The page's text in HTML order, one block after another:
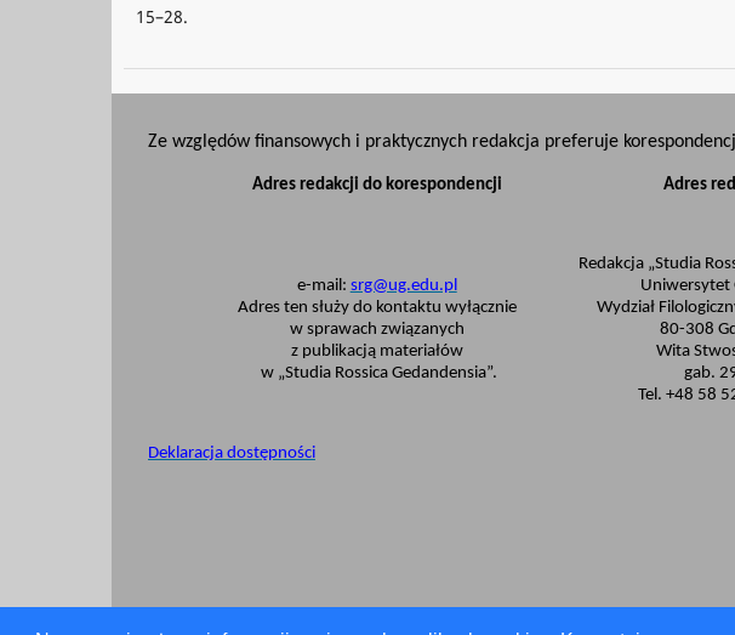
15–28.
Ze względów finansowych i praktycznych redakcja preferuje
Adres redakcji do korespondencji Adres
e-mail: srg@ug.edu.pl
Adres ten służy do kontaktu wyłącznie
w sprawach związanych
z publikacją materiałów
w „Studia Rossica Gedandensia”.
Redakcja „Studia
Uniwersytet
Wydział
80-308
Wita
gab.
Tel. +48 58
Deklaracja dostępności